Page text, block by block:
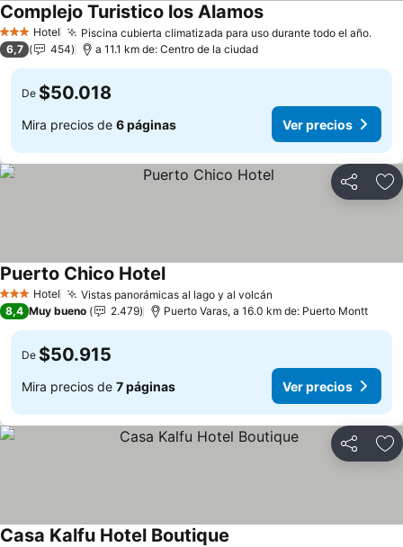
3 Estrellas
Hotel Piscina cubierta climatizada para uso durante todo el año.Ver
Complejo Turistico los AlamosVer precios
6,7 454 a 11.1 km de: Centro de la ciudad
De $50.018
Mira precios de 6 páginas Ver precios
Compartir
3 Estrellas
Hotel Vistas panorámicas al lago y al volcán
Puerto Chico HotelVer precios
8,4 Muy bueno 2.479 Puerto Varas, a 16.0 km de: Puerto Montt
De $50.915
Mira precios de 7 páginas Ver precios
Compartir
Casa Kalfu Hotel Boutique